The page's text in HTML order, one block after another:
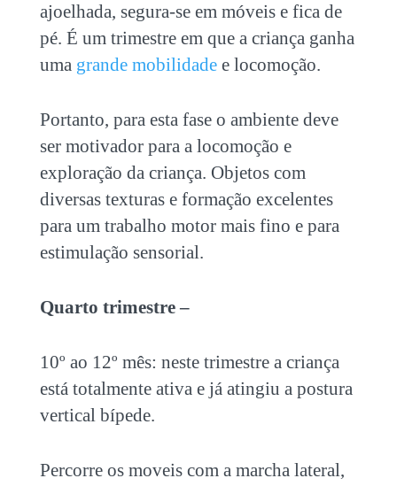
ajoelhada, segura-se em móveis e fica de
pé. É um trimestre em que a criança ganha
uma grande mobilidadee locomoção.
Portanto, para esta fase o ambiente deve
ser motivador para a locomoção e
exploração da criança. Objetos com
diversas texturas e formação excelentes
para um trabalho motor mais fino e para
estimulação sensorial.
Quarto trimestre –
10º ao 12º mês: neste trimestre a criança
está totalmente ativa e já atingiu a postura
vertical bípede.
Percorre os moveis com a marcha lateral,